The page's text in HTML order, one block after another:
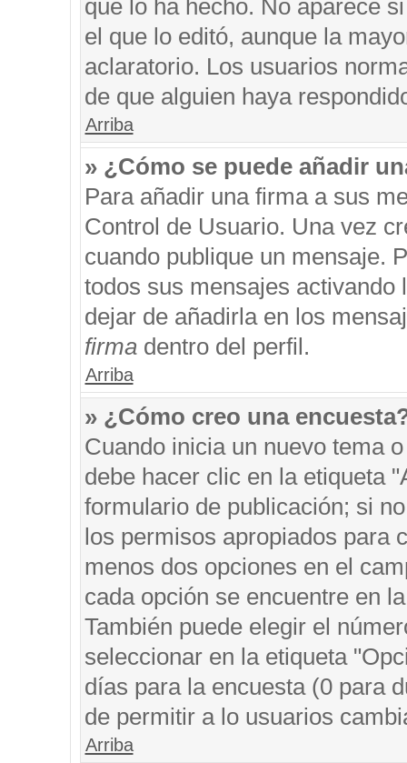
que lo ha hecho. No aparece
el que lo editó, aunque la
aclaratorio. Los usuarios
de que alguien haya
Arriba
» ¿Cómo se puede añadir
Para añadir una firma a sus
Control de Usuario. Una vez
cuando publique un mensaje.
todos sus mensajes
dejar de añadirla en los
firmadentro del perfil.
Arriba
» ¿Cómo creo una
Cuando inicia un nuevo tema
debe hacer clic en la etiqueta
formulario de publicación; si
los permisos apropiados para
menos dos opciones en el
cada opción se encuentre en
También puede elegir el
seleccionar en la etiqueta
días para la encuesta (0 para
de permitir a lo usuarios
Arriba